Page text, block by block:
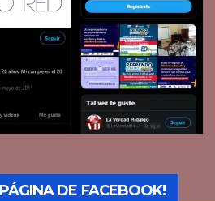
DE FACEBOOK!